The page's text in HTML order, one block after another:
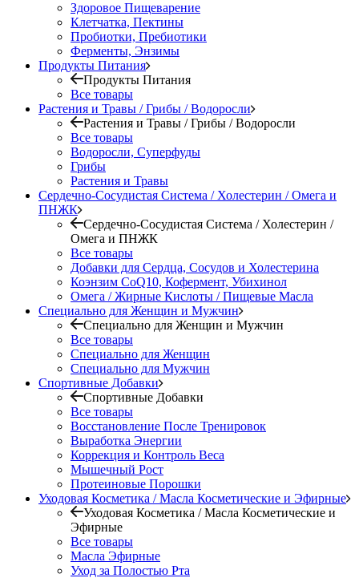
Здоровое Пищеварение
Клетчатка, Пектины
Пробиотки, Пребиотики
Ферменты, Энзимы
Продукты Питания
Продукты Питания
Все товары
Растения и Травы / Грибы / Водоросли
Растения и Травы / Грибы / Водоросли
Все товары
Водоросли, Суперфуды
Грибы
Растения и Травы
Сердечно-Сосудистая Система / Холестерин / Омега и
ПНЖК
Сердечно-Сосудистая Система / Холестерин /
Омега и ПНЖК
Все товары
Добавки для Сердца, Сосудов и Холестерина
Коэнзим CoQ10, Кофермент, Убихинол
Омега / Жирные Кислоты / Пищевые Масла
Специально для Женщин и Мужчин
Специально для Женщин и Мужчин
Все товары
Специально для Женщин
Специально для Мужчин
Спортивные Добавки
Спортивные Добавки
Все товары
Восстановление После Тренировок
Выработка Энергии
Коррекция и Контроль Веса
Мышечный Рост
Протеиновые Порошки
Уходовая Косметика / Масла Косметические и Эфирные
Уходовая Косметика / Масла Косметические и
Эфирные
Все товары
Масла Эфирные
Уход за Полостью Рта